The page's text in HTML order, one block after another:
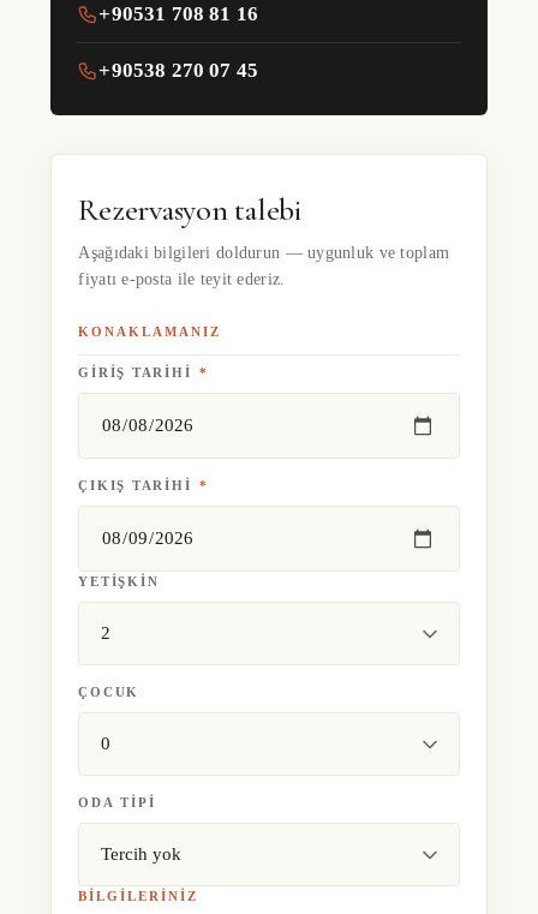
+90531 708 81 16
+90538 270 07 45
Rezervasyon talebi
Aşağıdaki bilgileri doldurun — uygunluk ve toplam
fiyatı e-posta ile teyit ederiz.
KONAKLAMANIZ
GIRIŞ TARIHI *
ÇIKIŞ TARIHI *
YETIŞKIN
ÇOCUK
ODA TIPI
BILGILERINIZ